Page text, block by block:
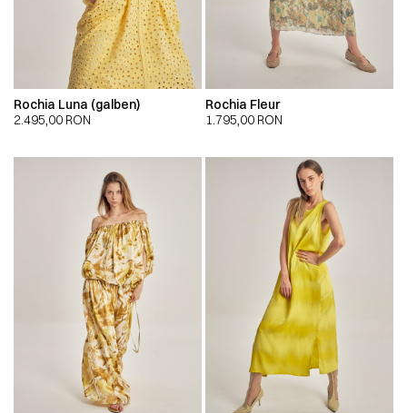
Rochia Luna (galben)
2.495,00 RON
Rochia Fleur
1.795,00 RON